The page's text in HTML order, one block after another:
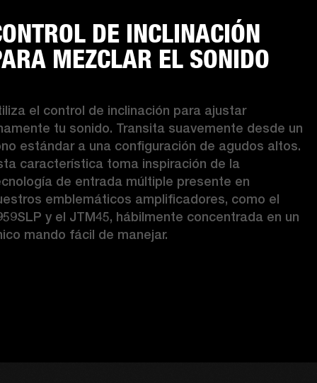
DE INCLINACIÓN
MEZCLAR EL SONIDO
el control de inclinación para ajustar
tu sonido. Transita suavemente desde un
estándar a una configuración de agudos altos.
característica toma inspiración de la
de entrada múltiple presente en
emblemáticos amplificadores, como el
y el JTM45, hábilmente concentrada en un
mando fácil de manejar.